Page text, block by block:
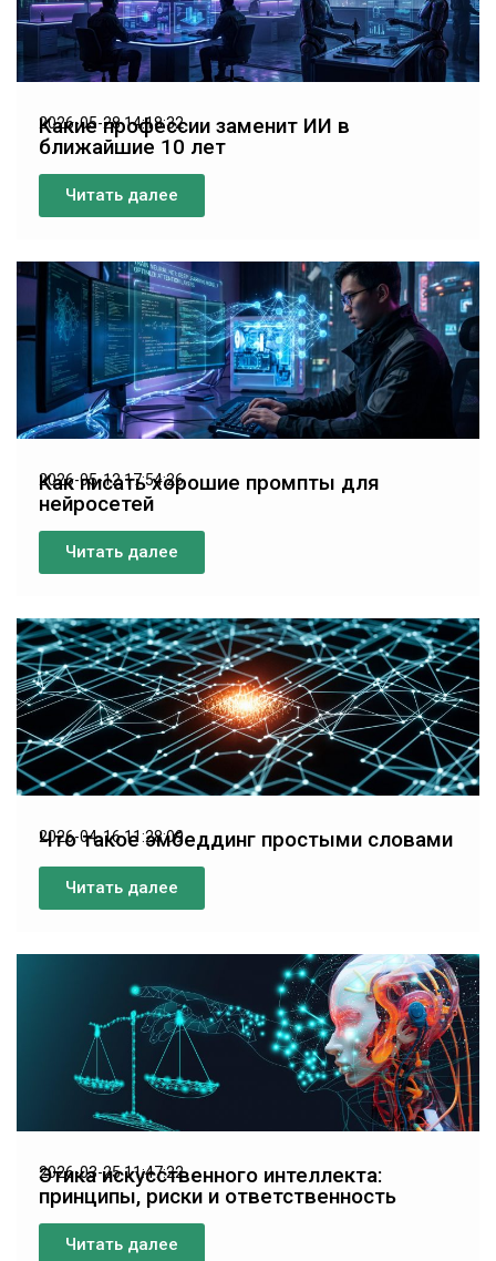
2026-05-28 14:18:32
Какие профессии заменит ИИ в
ближайшие 10 лет
Читать далее
2026-05-12 17:54:26
Как писать хорошие промпты для
нейросетей
Читать далее
2026-04-16 11:28:09
Что такое эмбеддинг простыми словами
Читать далее
2026-03-25 11:47:22
Этика искусственного интеллекта:
принципы, риски и ответственность
Читать далее